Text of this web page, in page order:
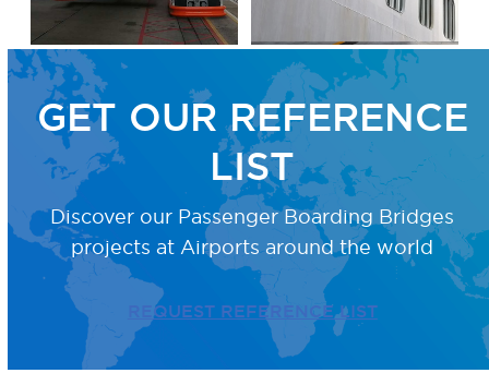
GET OUR REFERENCE
LIST
Discover our Passenger Boarding Bridges
projects at Airports around the world
REQUEST REFERENCE LIST